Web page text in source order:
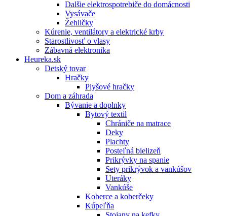
Dalšie elektrospotrebiče do domácnosti
Vysávače
Žehličky
Kúrenie, ventilátory a elektrické krby
Starostlivosť o vlasy
Zábavná elektronika
Heureka.sk
Detský tovar
Hračky
Plyšové hračky
Dom a záhrada
Bývanie a doplnky
Bytový textil
Chrániče na matrace
Deky
Plachty
Posteľná bielizeň
Prikrývky na spanie
Sety prikrývok a vankúšov
Uteráky
Vankúše
Koberce a koberčeky
Kúpeľňa